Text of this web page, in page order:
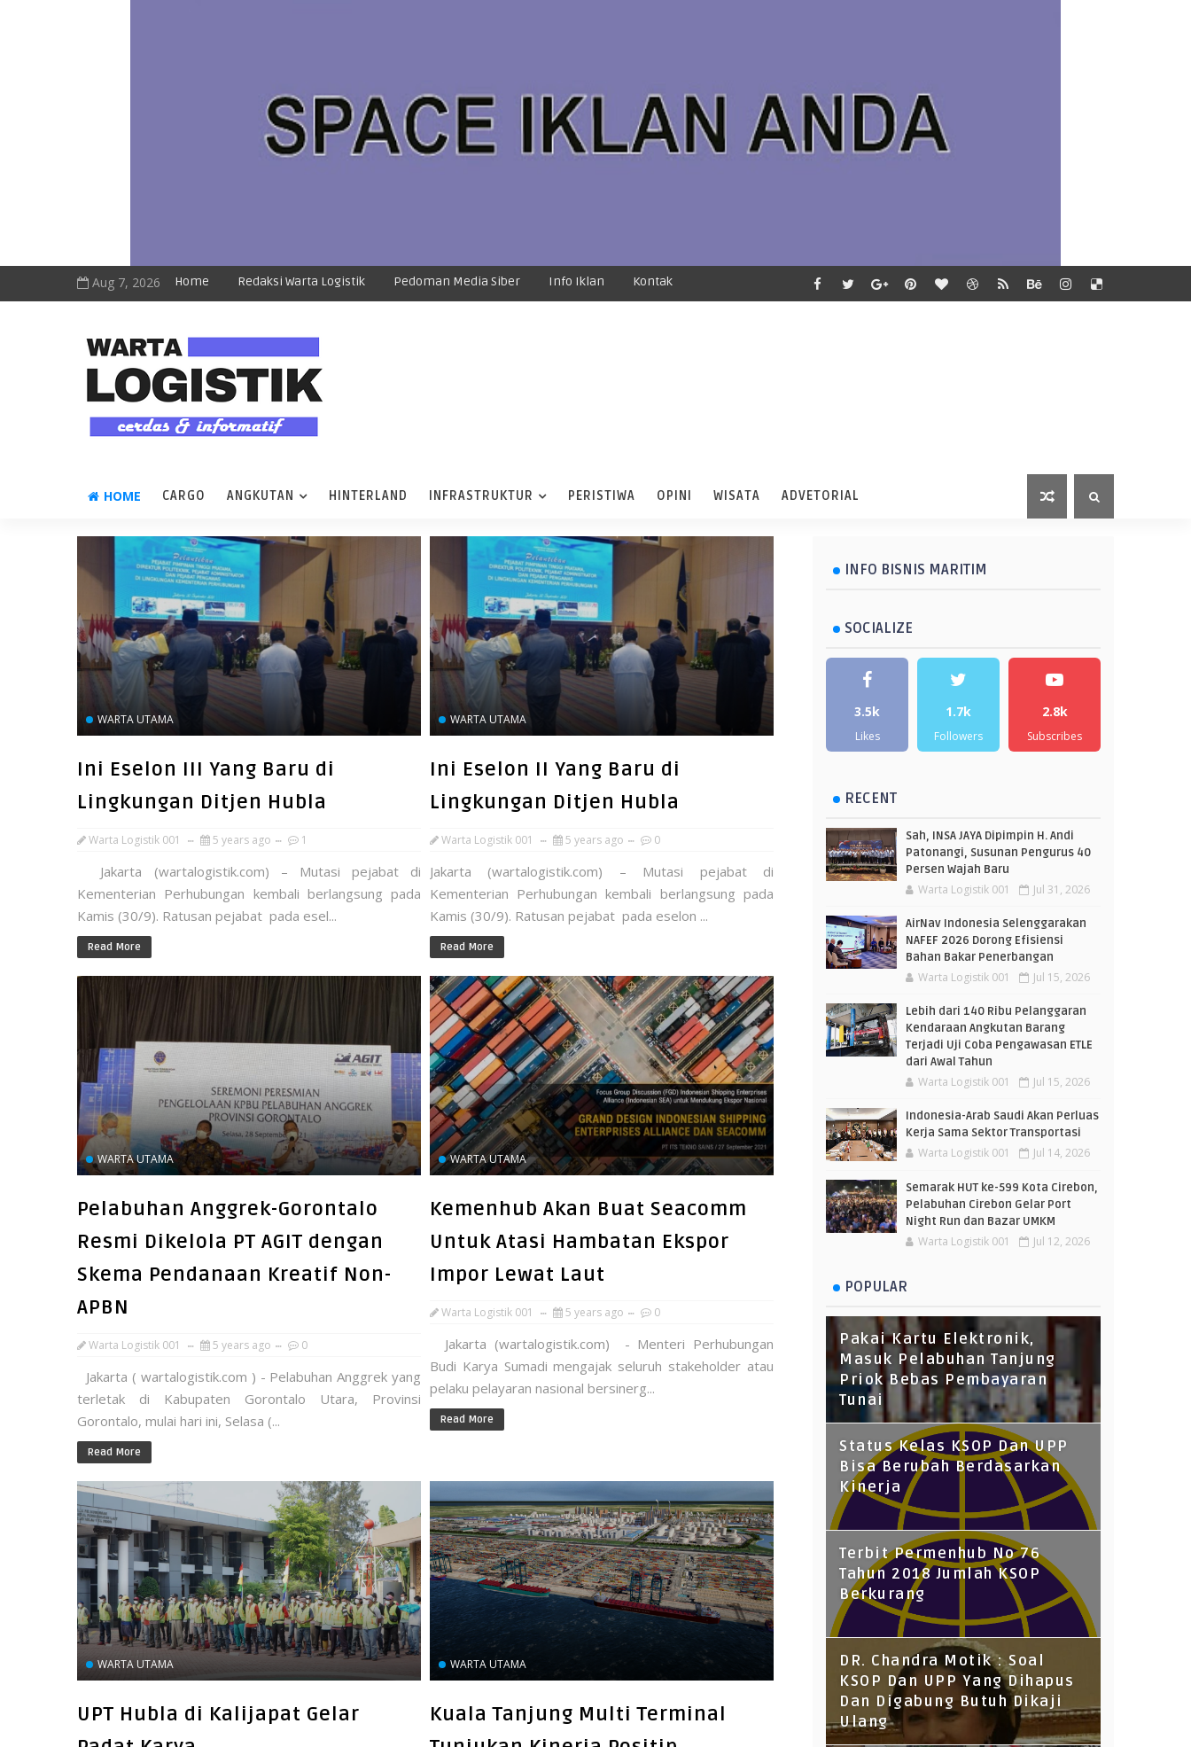
Aug 7, 2026 Home Redaksi Warta Logistik Pedoman Media Siber Info Iklan Kontak
HOME CARGO ANGKUTAN HINTERLAND INFRASTRUKTUR PERISTIWA OPINI WISATA ADVETORIAL
WARTA UTAMA
Ini Eselon III Yang Baru di
Lingkungan Ditjen Hubla
Warta Logistik 001 5 years ago 1
Jakarta (wartalogistik.com) – Mutasi pejabat di
Kementerian Perhubungan kembali berlangsung pada
Kamis (30/9). Ratusan pejabat pada esel...
Read More
WARTA UTAMA
Ini Eselon II Yang Baru di
Lingkungan Ditjen Hubla
Warta Logistik 001 5 years ago 0
Jakarta (wartalogistik.com) – Mutasi pejabat di
Kementerian Perhubungan kembali berlangsung pada
Kamis (30/9). Ratusan pejabat pada eselon ...
Read More
WARTA UTAMA
Pelabuhan Anggrek-Gorontalo
Resmi Dikelola PT AGIT dengan
Skema Pendanaan Kreatif Non-
APBN
Warta Logistik 001 5 years ago 0
Jakarta ( wartalogistik.com ) - Pelabuhan Anggrek yang
terletak di Kabupaten Gorontalo Utara, Provinsi
Gorontalo, mulai hari ini, Selasa (...
Read More
WARTA UTAMA
Kemenhub Akan Buat Seacomm
Untuk Atasi Hambatan Ekspor
Impor Lewat Laut
Warta Logistik 001 5 years ago 0
Jakarta (wartalogistik.com) - Menteri Perhubungan
Budi Karya Sumadi mengajak seluruh stakeholder atau
pelaku pelayaran nasional bersinerg...
Read More
WARTA UTAMA
UPT Hubla di Kalijapat Gelar
WARTA UTAMA
Kuala Tanjung Multi Terminal
INFO BISNIS MARITIM
SOCIALIZE
3.5k
Likes
1.7k
Followers
2.8k
Subscribes
RECENT
Sah, INSA JAYA Dipimpin H. Andi
Patonangi, Susunan Pengurus 40
Persen Wajah Baru
Warta Logistik 001 Jul 31, 2026
AirNav Indonesia Selenggarakan
NAFEF 2026 Dorong Efisiensi
Bahan Bakar Penerbangan
Warta Logistik 001 Jul 15, 2026
Lebih dari 140 Ribu Pelanggaran
Kendaraan Angkutan Barang
Terjadi Uji Coba Pengawasan ETLE
dari Awal Tahun
Warta Logistik 001 Jul 15, 2026
Indonesia-Arab Saudi Akan Perluas
Kerja Sama Sektor Transportasi
Warta Logistik 001 Jul 14, 2026
Semarak HUT ke-599 Kota Cirebon,
Pelabuhan Cirebon Gelar Port
Night Run dan Bazar UMKM
Warta Logistik 001 Jul 12, 2026
POPULAR
Pakai Kartu Elektronik,
Masuk Pelabuhan Tanjung
Priok Bebas Pembayaran
Tunai
Status Kelas KSOP Dan UPP
Bisa Berubah Berdasarkan
Kinerja
Terbit Permenhub No 76
Tahun 2018 Jumlah KSOP
Berkurang
DR. Chandra Motik : Soal
KSOP Dan UPP Yang Dihapus
Dan Digabung Butuh Dikaji
Ulang